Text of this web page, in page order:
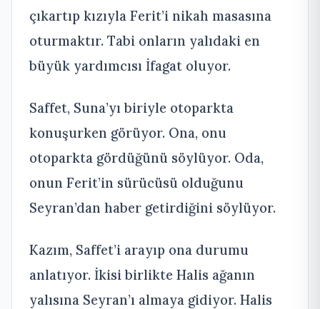
çıkartıp kızıyla Ferit’i nikah masasına
oturmaktır. Tabi onların yalıdaki en
büyük yardımcısı İfagat oluyor.
Saffet, Suna’yı biriyle otoparkta
konuşurken görüyor. Ona, onu
otoparkta gördüğünü söylüyor. Oda,
onun Ferit’in sürücüsü olduğunu
Seyran’dan haber getirdiğini söylüyor.
Kazım, Saffet’i arayıp ona durumu
anlatıyor. İkisi birlikte Halis ağanın
yalısına Seyran’ı almaya gidiyor. Halis